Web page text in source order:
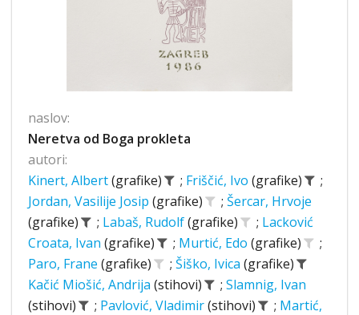
naslov:
Neretva od Boga prokleta
autori:
Kinert, Albert(grafike) ; Friščić, Ivo (grafike)
;
Jordan, Vasilije Josip (grafike) ; Šercar, Hrvoje
(grafike)
; Labaš, Rudolf(grafike) ; Lacković
Croata, Ivan (grafike) ; Murtić, Edo (grafike)
;
Paro, Frane (grafike) ; Šiško, Ivica (grafike)
Kačić Miošić, Andrija (stihovi) ; Slamnig, Ivan
(stihovi)
; Pavlović, Vladimir(stihovi) ; Martić,